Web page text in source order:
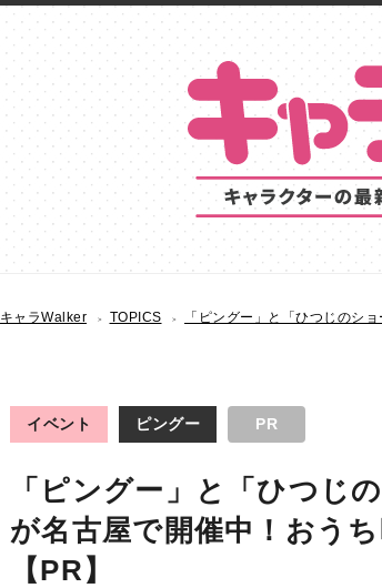
キャラWalker TOPICS 「ピングー」と「ひつじのシ
イベント ピングー PR
「ピングー」と「ひつじ
が名古屋で開催中！おう
【PR】